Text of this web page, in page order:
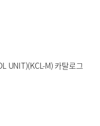
UNIT)(KCL-M) 카탈로그